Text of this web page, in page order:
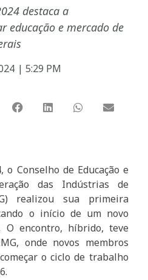
destaca a
educação e mercado de
| 5:29 PM
Conselho de Educação e
das Indústrias de
realizou sua primeira
o início de um novo
O encontro, híbrido, teve
onde novos membros
o ciclo de trabalho